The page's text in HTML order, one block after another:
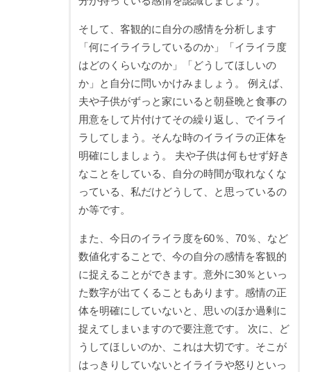
そして、客観的に自分の感情を分析します
「何にイライラしているのか」「イライラ度
はどのくらいなのか」「どうしてほしいの
か」と自分に問いかけみましょう。 例えば、
夫や子供がずっと家にいると朝昼晩と食事の
用意をして片付けてその繰り返し、でイライ
ラしてしまう。そんな時のイライラの正体を
明確にしましょう。 夫や子供は何もせず好き
なことをしている、自分の時間が取れなくな
っている、私だけどうして、と思っているの
か等です。
また、今日のイライラ度を60％、70％、など
数値化することで、今の自分の感情を客観的
に捉えることができます。意外に30％といっ
た数字が出てくることもあります。感情の正
体を明確にしていないと、思いのほか過剰に
捉えてしまいますので要注意です。 次に、ど
うしてほしいのか、これは大切です。そこが
はっきりしていないとイライラや怒りといっ